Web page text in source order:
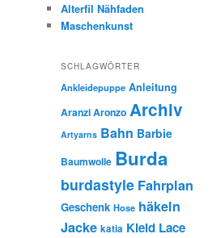
Alterfil Nähfaden
Maschenkunst
SCHLAGWÖRTER
Ankleidepuppe Anleitung
Aranzi Aronzo Archiv
Artyarns Bahn Barbie
Baumwolle Burda
burdastyle Fahrplan
Geschenk Hose häkeln
Jacke katia Kleid Lace